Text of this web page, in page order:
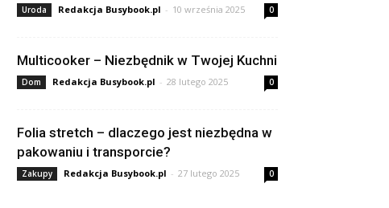
Uroda Redakcja Busybook.pl - 10 września 2025 0
Multicooker – Niezbędnik w Twojej Kuchni
Dom Redakcja Busybook.pl - 28 lutego 2025 0
Folia stretch – dlaczego jest niezbędna w
pakowaniu i transporcie?
Zakupy Redakcja Busybook.pl - 27 lutego 2025 0